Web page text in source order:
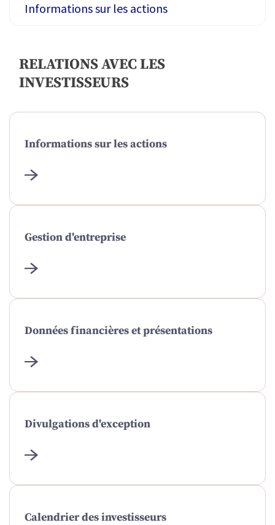
Informations sur les actions
Gestion d'entreprise
Données financières et présentations
Calendrier des investisseurs
Augmentations de capital
Relations avec les investisseurs
RELATIONS AVEC LES
INVESTISSEURS
Informations sur les actions
Gestion d'entreprise
Données financières et présentations
Divulgations d'exception
Calendrier des investisseurs